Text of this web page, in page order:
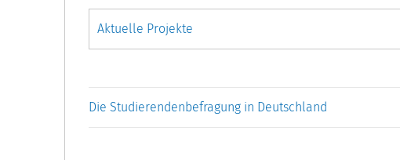
Die Studierendenbefragung in Deutschland